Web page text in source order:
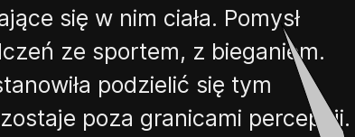
się w nim ciała. Pomysł
ze sportem, z bieganiem.
podzielić się tym
poza granicami percepcji.